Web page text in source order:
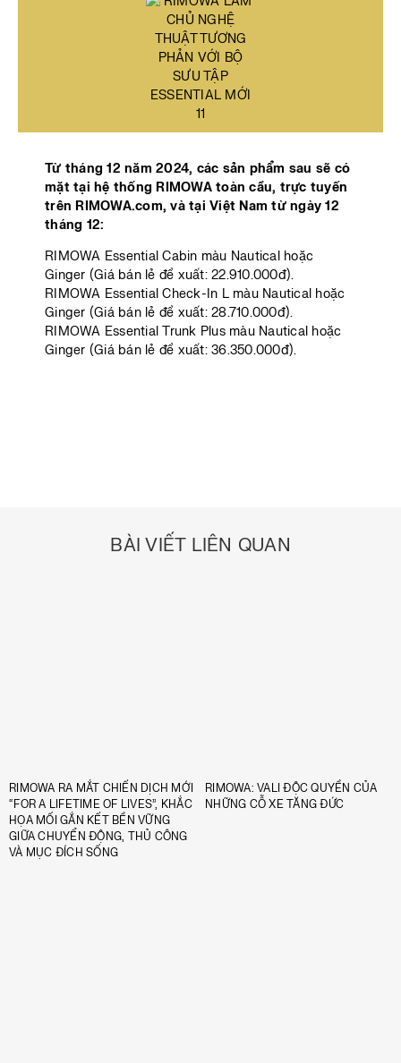
Từ tháng 12 năm 2024, các sản phẩm sau sẽ có
mặt tại hệ thống RIMOWA toàn cầu, trực tuyến
trên RIMOWA.com, và tại Việt Nam từ ngày 12
tháng 12:
RIMOWA Essential Cabin màu Nautical hoặc
Ginger (Giá bán lẻ đề xuất: 22.910.000đ).
RIMOWA Essential Check-In L màu Nautical hoặc
Ginger (Giá bán lẻ đề xuất: 28.710.000đ).
RIMOWA Essential Trunk Plus màu Nautical hoặc
Ginger (Giá bán lẻ đề xuất: 36.350.000đ).
BÀI VIẾT LIÊN QUAN
RIMOWA RA MẮT CHIẾN DỊCH MỚI
“FOR A LIFETIME OF LIVES”, KHẮC
HỌA MỐI GẮN KẾT BỀN VỮNG
GIỮA CHUYỂN ĐỘNG, THỦ CÔNG
VÀ MỤC ĐÍCH SỐNG
RIMOWA: VALI ĐỘC QUYỀN CỦA
NHỮNG CỖ XE TĂNG ĐỨC